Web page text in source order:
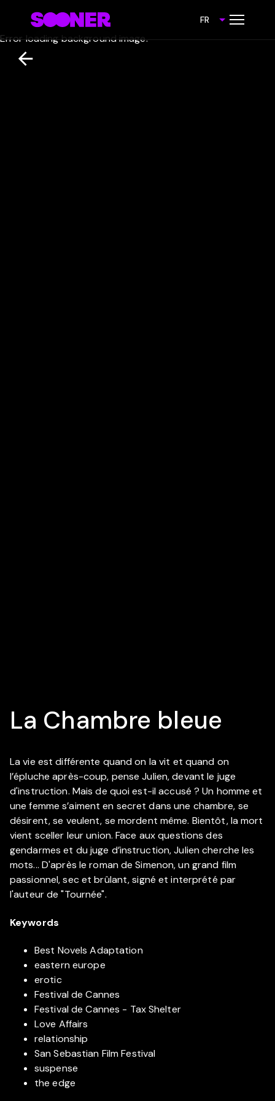
FR
Error loading background image.
La Chambre bleue
La vie est différente quand on la vit et quand on
l’épluche après-coup, pense Julien, devant le juge
d'instruction. Mais de quoi est-il accusé ? Un homme et
une femme s’aiment en secret dans une chambre, se
désirent, se veulent, se mordent même. Bientôt, la mort
vient sceller leur union. Face aux questions des
gendarmes et du juge d’instruction, Julien cherche les
mots... D'après le roman de Simenon, un grand film
passionnel, sec et brûlant, signé et interprété par
l'auteur de "Tournée".
Keywords
Best Novels Adaptation
eastern europe
erotic
Festival de Cannes
Festival de Cannes - Tax Shelter
Love Affairs
relationship
San Sebastian Film Festival
suspense
the edge